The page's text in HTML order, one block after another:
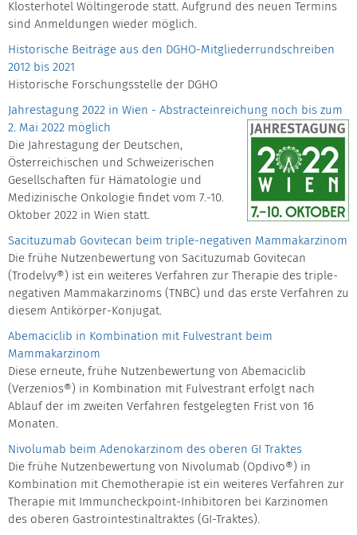
Klosterhotel Wöltingerode statt. Aufgrund des neuen Termins
sind Anmeldungen wieder möglich.
Historische Beiträge aus den DGHO-Mitgliederrundschreiben
2012 bis 2021
Historische Forschungsstelle der DGHO
Jahrestagung 2022 in Wien - Abstracteinreichung noch bis zum
2. Mai 2022 möglich
Die Jahrestagung der Deutschen,
Österreichischen und Schweizerischen
Gesellschaften für Hämatologie und
Medizinische Onkologie findet vom 7.-10.
Oktober 2022 in Wien statt.
Sacituzumab Govitecan beim triple-negativen Mammakarzinom
Die frühe Nutzenbewertung von Sacituzumab Govitecan
(Trodelvy®) ist ein weiteres Verfahren zur Therapie des triple-
negativen Mammakarzinoms (TNBC) und das erste Verfahren zu
diesem Antikörper-Konjugat.
Abemaciclib in Kombination mit Fulvestrant beim
Mammakarzinom
Diese erneute, frühe Nutzenbewertung von Abemaciclib
(Verzenios®) in Kombination mit Fulvestrant erfolgt nach
Ablauf der im zweiten Verfahren festgelegten Frist von 16
Monaten.
Nivolumab beim Adenokarzinom des oberen GI Traktes
Die frühe Nutzenbewertung von Nivolumab (Opdivo®) in
Kombination mit Chemotherapie ist ein weiteres Verfahren zur
Therapie mit Immuncheckpoint-Inhibitoren bei Karzinomen
des oberen Gastrointestinaltraktes (GI-Traktes).